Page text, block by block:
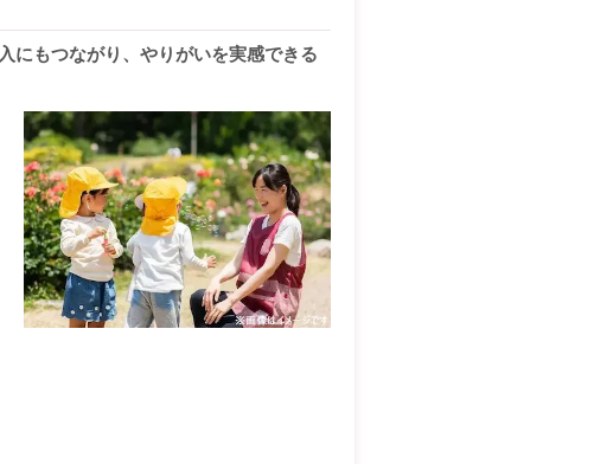
にもつながり、やりがいを実感できる